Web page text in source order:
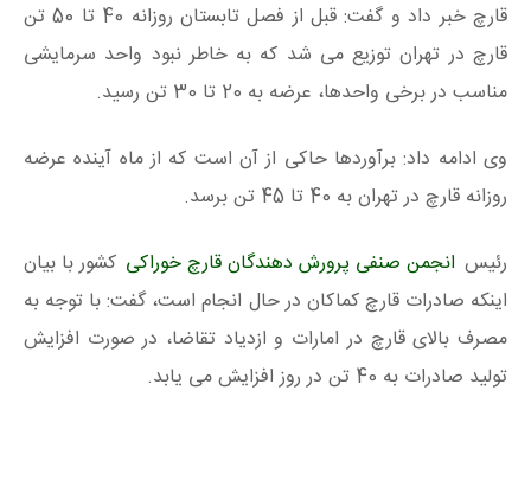
قارچ خبر داد و گفت: قبل از فصل تابستان روزانه 40 تا 50 تن
قارچ در تهران توزیع می شد که به خاطر نبود واحد سرمایشی
مناسب در برخی واحدها، عرضه به 20 تا 30 تن رسید.
وی ادامه داد: برآوردها حاکی از آن است که از ماه آینده عرضه
روزانه قارچ در تهران به 40 تا 45 تن برسد.
رئیس انجمن صنفی پرورش دهندگان قارچ خوراکی کشور با بیان
اینکه صادرات قارچ کماکان در حال انجام است، گفت: با توجه به
مصرف بالای قارچ در امارات و ازدیاد تقاضا، در صورت افزایش
تولید صادرات به 40 تن در روز افزایش می یابد.